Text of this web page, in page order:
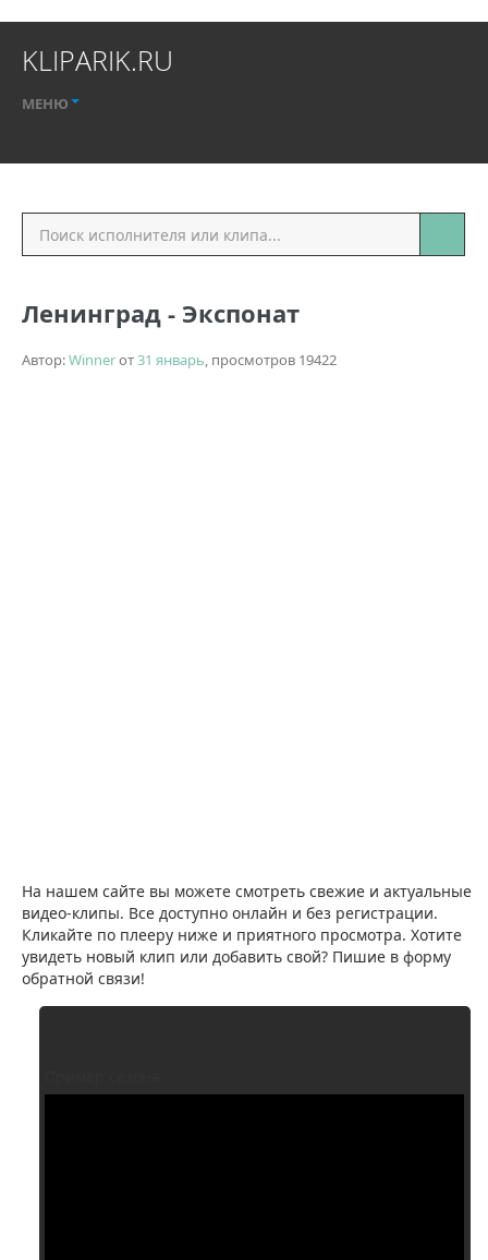
KLIPARIK.RU
МЕНЮ
Ленинград - Экспонат
Автор:Winnerот31 январь, просмотров 19422
На нашем сайте вы можете смотреть свежие и актуальные
видео-клипы. Все доступно онлайн и без регистрации.
Кликайте по плееру ниже и приятного просмотра. Хотите
увидеть новый клип или добавить свой? Пишие в форму
обратной связи!